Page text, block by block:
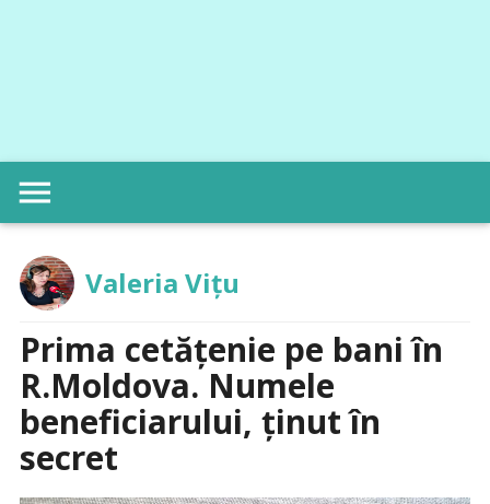
menu
Valeria Vițu
Prima cetățenie pe bani în
R.Moldova. Numele
beneficiarului, ținut în
secret